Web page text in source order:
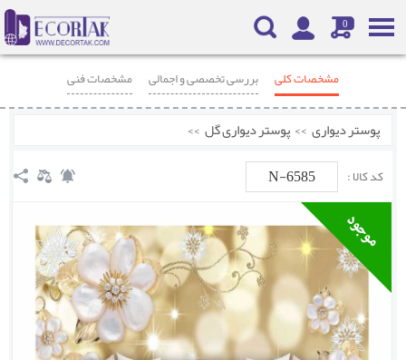
0
مشخصات کلی بررسی تخصصی و اجمالی
مشخصات فنی
محصولات مرتبط
پوستر دیواری >> پوستر دیواری گل >>
کد کالا : N-6585